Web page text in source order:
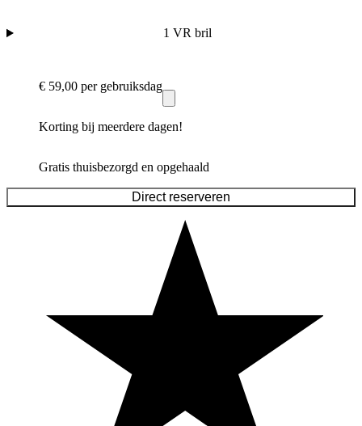
1 VR bril
€ 59,00 per gebruiksdag
Korting bij meerdere dagen!
Gratis thuisbezorgd en opgehaald
Direct reserveren